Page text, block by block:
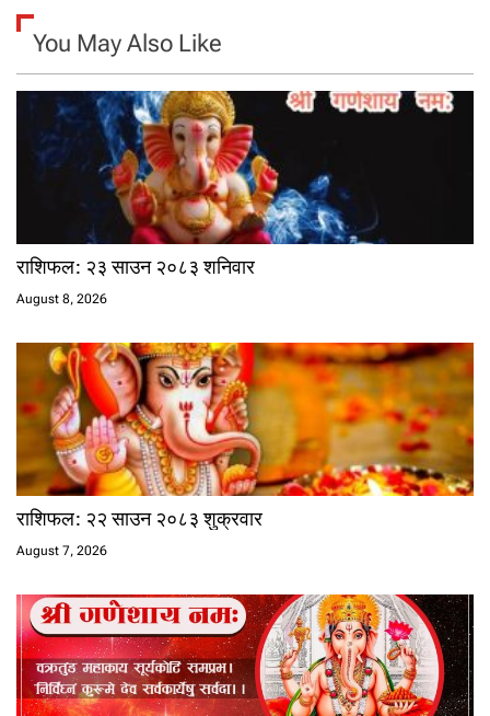
You May Also Like
राशिफल: २३ साउन २०८३ शनिवार
August 8, 2026
राशिफल: २२ साउन २०८३ शुक्रवार
August 7, 2026